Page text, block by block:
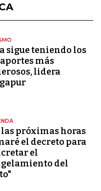
sigue teniendo los
más
lidera
las próximas horas
el decreto para
el
del